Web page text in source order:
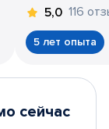
5,0 116
5 лет опыта
сейчас